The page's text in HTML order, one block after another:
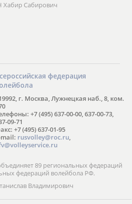
Сабирович
федерация
г. Москва, Лужнецкая наб., 8, ком.
+7 (495) 637-00-00, 637-00-73,
09-71
+7 (495) 637-01-95
mail: rusvolley@roc.ru,
89 региональных федераций
федераций волейбола РФ.
Владимирович